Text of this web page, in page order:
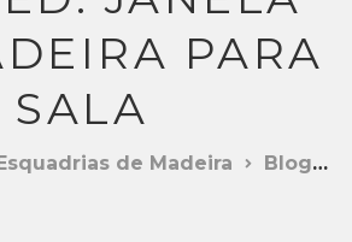
PARA
SALA
de Madeira Blog